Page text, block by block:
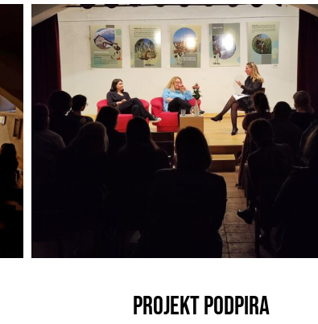
Projekt podpira